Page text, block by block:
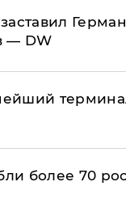
— DW
более 70